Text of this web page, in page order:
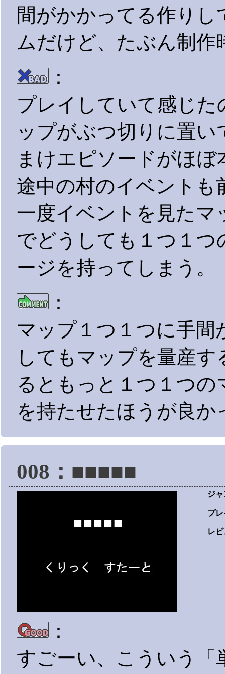
間がかかってる作り
ムだけど、たぶん制作
：
プレイしていて感じ
ップがぶつ切りに置
まけエピソードがほ
途中の村のイベントも
一度イベントを見た
でどうしても１つ１
ージを持ってしまう。
：
マップ１つ１つに手
してもマップを量産
るともっと１つ１つ
を持たせたほうが良か
008：■■■■■
ジ
プ
レ
：
すごーい、こういう「